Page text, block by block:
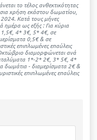
το τέλος ανθεκτικότητας
χρήση εκάστου δωματίου,
Κατά τους μήνες
ως εξής : Για κύρια
4* 3€, 5* 4€, σε
0,5€ & σε
επιπλωμένες επαύλεις
διαμορφώνεται ανά
1*-2* 2€, 3* 5€, 4*
δωμάτια - διαμερίσματα 2€ &
επιπλωμένες επαύλεις